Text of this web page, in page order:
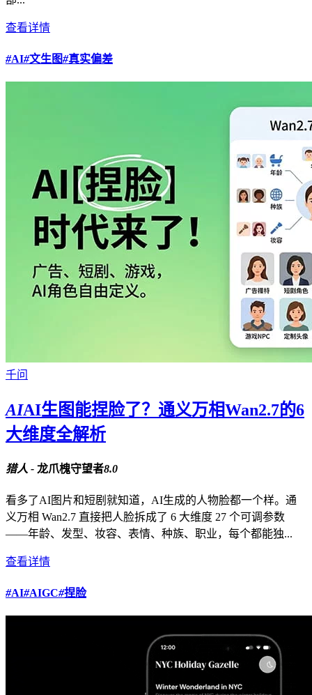
查看详情
#AI#文生图#真实偏差
千问
AIAI生图能捏脸了？通义万相Wan2.7的6
大维度全解析
猎人 - 龙爪槐守望者8.0
看多了AI图片和短剧就知道，AI生成的人物脸都一个样。通
义万相 Wan2.7 直接把人脸拆成了 6 大维度 27 个可调参数
——年龄、发型、妆容、表情、种族、职业，每个都能独...
查看详情
#AI#AIGC#捏脸